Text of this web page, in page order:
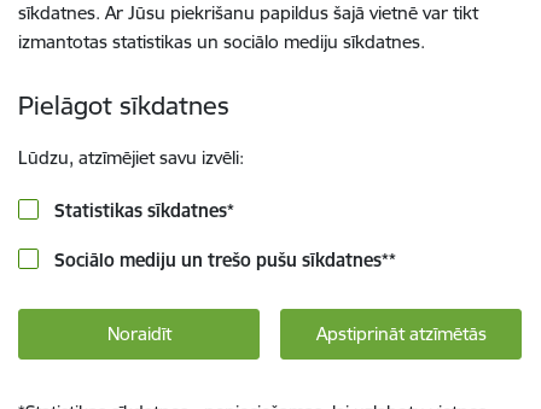
sīkdatnes. Ar Jūsu piekrišanu papildus šajā vietnē var tikt
izmantotas statistikas un sociālo mediju sīkdatnes.
Pielāgot sīkdatnes
Lūdzu, atzīmējiet savu izvēli:
Statistikas sīkdatnes*
Sociālo mediju un trešo pušu sīkdatnes**
Noraidīt Apstiprināt atzīmētās